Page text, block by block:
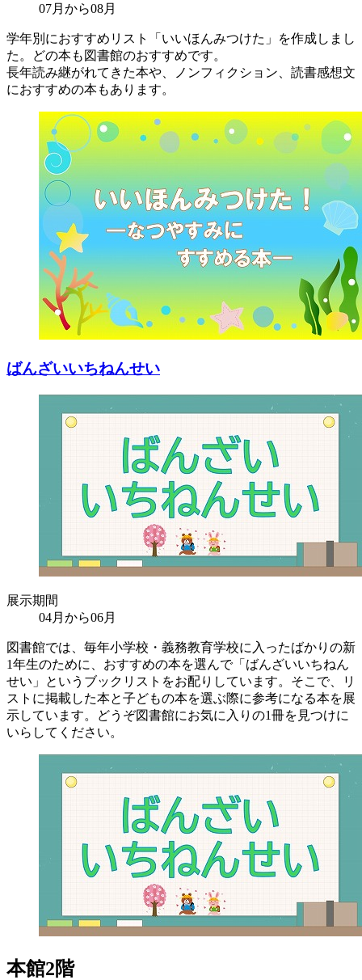
07月から08月
学年別におすすめリスト「いいほんみつけた」を作成しまし
た。どの本も図書館のおすすめです。
長年読み継がれてきた本や、ノンフィクション、読書感想文
におすすめの本もあります。
ばんざいいちねんせい
展示期間
04月から06月
図書館では、毎年小学校・義務教育学校に入ったばかりの新
1年生のために、おすすめの本を選んで「ばんざいいちねん
せい」というブックリストをお配りしています。そこで、リ
ストに掲載した本と子どもの本を選ぶ際に参考になる本を展
示しています。どうぞ図書館にお気に入りの1冊を見つけに
いらしてください。
本館2階